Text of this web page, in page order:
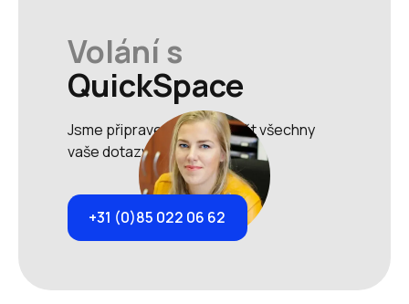
Volání s
QuickSpace
Jsme připraveni zodpovědět všechny
vaše dotazy.
+31 (0)85 022 06 62